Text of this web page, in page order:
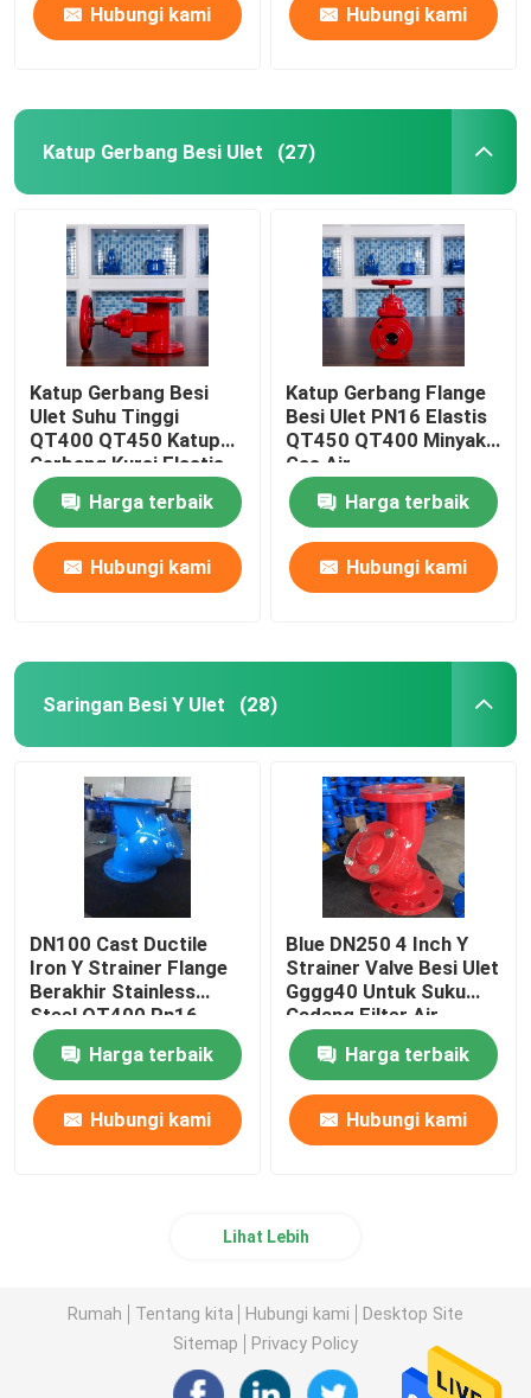
Hubungi kami Hubungi kami
Katup Gerbang Besi Ulet (27)
Katup Gerbang Besi
Ulet Suhu Tinggi
QT400 QT450 Katup
Gerbang Kursi Elastis
Harga terbaik
Hubungi kami
Katup Gerbang Flange
Besi Ulet PN16 Elastis
QT450 QT400 Minyak
Gas Air
Harga terbaik
Hubungi kami
Saringan Besi Y Ulet (28)
DN100 Cast Ductile
Iron Y Strainer Flange
Berakhir Stainless
Steel QT400 Pn16
Harga terbaik
Hubungi kami
Blue DN250 4 Inch Y
Strainer Valve Besi Ulet
Gggg40 Untuk Suku
Cadang Filter Air
Harga terbaik
Hubungi kami
Lihat Lebih
Rumah Tentang kita Hubungi kami
Desktop Site
Sitemap
Privacy Policy